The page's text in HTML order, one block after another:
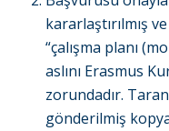
kararlaştırılmış
“çalışma planı
aslını Erasmus
zorundadır.
gönderilmiş